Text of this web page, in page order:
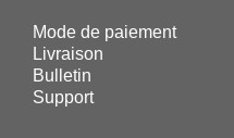
Mode de paiement
Livraison
Bulletin
Support